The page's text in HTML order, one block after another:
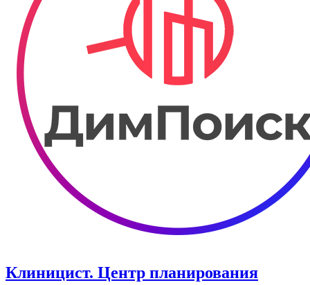
Клиницист. Центр планирования